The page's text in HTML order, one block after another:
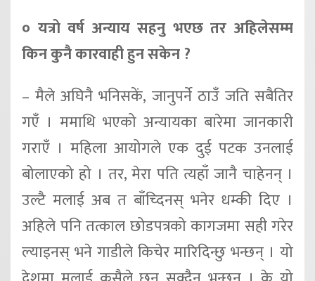
० यत्रो वर्ष अन्याय सहनु भएछ तर अहिलेसम्म
किन कुनै कारवाही हुन सकेन ?
– मैले अघिनै भनिसकें, जानुपर्ने ठाउँ जति सबैतिर
गएँ । ममाथि भएको अन्यायका बारेमा जानकारी
गराएँ । महिला आयोगले एक दुई पटक उनलाई
बोलाएको हो । तर, मेरा पति त्यहाँ जानै चाहेनन् ।
उल्टै मलाई अब त बाँच्दिनस् भनेर धम्की दिए ।
अहिले पनि तत्काल छोडपत्रको कागजमा सही गरेर
ल्याइनस् भने गाडीले किचेर मारिदिन्छु भन्छन् । यो